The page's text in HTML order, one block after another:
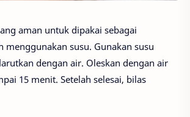
aman untuk dipakai sebagai
menggunakan susu. Gunakan susu
dengan air. Oleskan dengan air
15 menit. Setelah selesai, bilas